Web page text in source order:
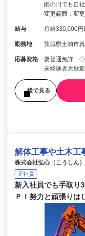
雨の日でも自
変更範囲：変
給与 月給330,000円
勤務地 茨城県土浦市
応募資格
要普通免許 ◇
未経験者大歓
後で見る
解体工事や土木工
株式会社弘心（こうしん）
正社員
新入社員でも手取り
Ｐ！努力と頑張りは